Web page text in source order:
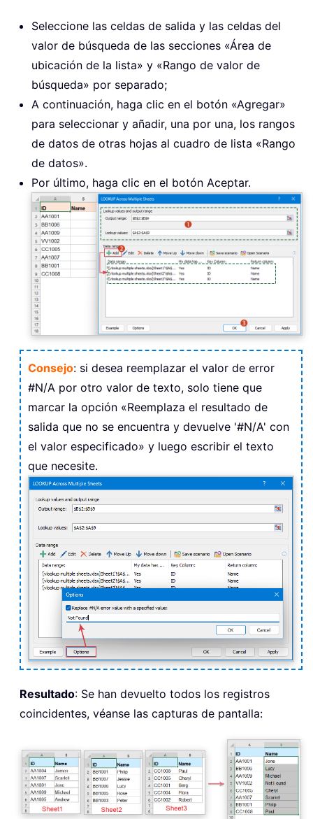
Seleccione las celdas de salida y las celdas del
valor de búsqueda de las secciones «Área de
ubicación de la lista» y «Rango de valor de
búsqueda» por separado;
A continuación, haga clic en el botón «Agregar»
para seleccionar y añadir, una por una, los rangos
de datos de otras hojas al cuadro de lista «Rango
de datos».
Por último, haga clic en el botón Aceptar.
Consejo: si desea reemplazar el valor de error
#N/A por otro valor de texto, solo tiene que
marcar la opción «Reemplaza el resultado de
salida que no se encuentra y devuelve '#N/A' con
el valor especificado» y luego escribir el texto
que necesite.
Resultado: Se han devuelto todos los registros
coincidentes, véanse las capturas de pantalla: